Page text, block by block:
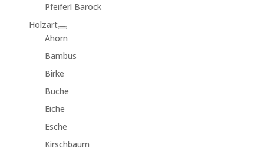
Pfeiferl Barock
Holzart
Ahorn
Bambus
Birke
Buche
Eiche
Esche
Kirschbaum